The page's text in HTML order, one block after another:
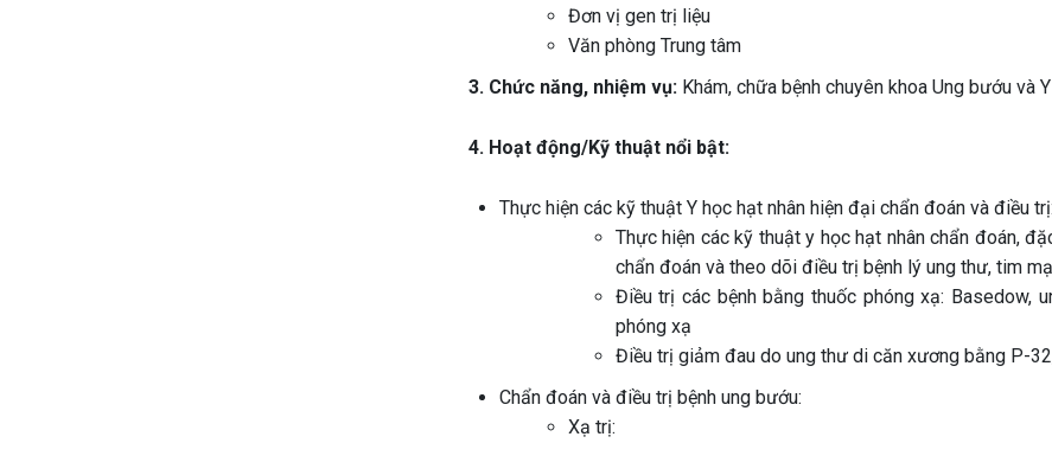
Đơn vị gen trị liệu
Văn phòng Trung tâm
3. Chức năng, nhiệm vụ:Khám, chữa bệnh chuyên khoa Ung bướu và
4. Hoạt động/Kỹ thuật nổi bật:
Thực hiện các kỹ thuật Y học hạt nhân hiện đại chẩn đoán và điều trị:
Thực hiện các kỹ thuật y học hạt nhân chẩn đoán,
chẩn đoán và theo dõi điều trị bệnh lý ung thư, tim
Điều trị các bệnh bằng thuốc phóng xạ: Basedow,
phóng xạ
Điều trị giảm đau do ung thư di căn xương bằng P-
Chẩn đoán và điều trị bệnh ung bướu:
Xạ trị: